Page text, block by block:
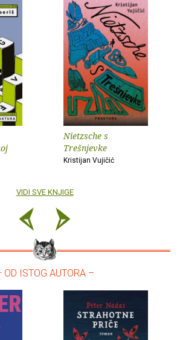
Nietzsche s
Trešnjevke
Kristijan Vujičić
VIDI SVE KNJIGE
OD ISTOG AUTORA –